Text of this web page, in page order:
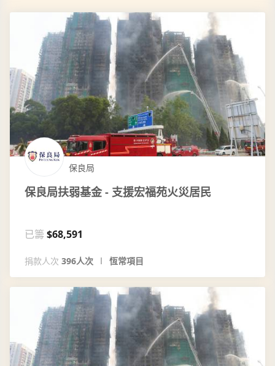
保良局
保良局扶弱基金 - 支援宏福苑火災居民
已籌 $68,591
捐款人次 396人次 恆常項目